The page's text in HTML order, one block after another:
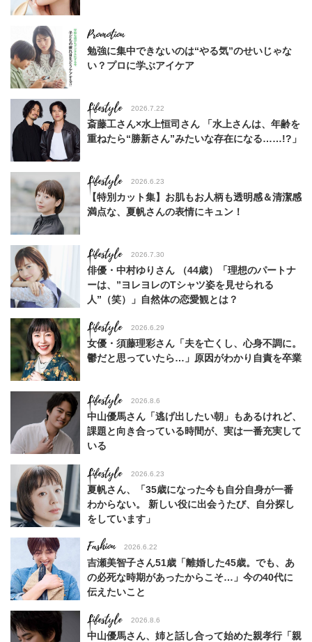
勉強に集中できないのは“やる気”のせいじゃな
い？プロに学ぶアイケア
Lifestyle 2026.7.22
斎藤工さん×水上恒司さん 「水上さんは、年齢を
重ねたら“勝新さん”みたいな存在になる……!?」
Lifestyle 2026.6.23
【特別カット集】お肌もお人柄も透明感＆清潔感
満点な、夏帆さんの表情にキュン！
Lifestyle 2026.7.30
俳優・中村ゆりさん （44歳）「理想のパートナ
ーは、”ヨレヨレのTシャツ姿を見せられる
人”（笑）」自然体の恋愛観とは？
Lifestyle 2026.6.29
女優・須藤理彩さん「夫を亡くし、心身不調に。
鬱だと思っていたら…」原因がわかり自責を卒業
Lifestyle 2026.8.6
中山優馬さん「逃げ出したい朝」もあるけれど、
課題と向き合っている時間が、実は一番充実して
いる
Lifestyle 2026.6.23
夏帆さん、「35歳になった今も自分自身が一番
わからない。 新しい役に出会うたび、自分探し
をしています」
Fashion 2026.6.22
吉瀬美智子さん51歳「離婚した45歳。でも、あ
の必死な時期があったからこそ…」今の40代に
伝えたいこと
Lifestyle 2026.8.6
中山優馬さん、姉と話し合って始めた親孝行「親